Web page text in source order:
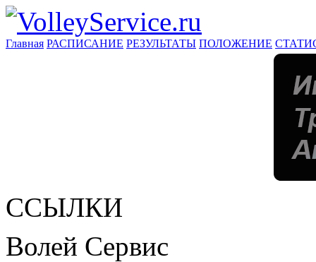
Главная РАСПИСАНИЕ РЕЗУЛЬТАТЫ ПОЛОЖЕНИЕ
ССЫЛКИ
Волей Сервис